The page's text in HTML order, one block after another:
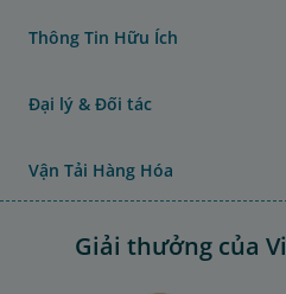
Thông Tin Hữu Ích
Đại lý & Đối tác
Vận Tải Hàng Hóa
Giải thưởng của